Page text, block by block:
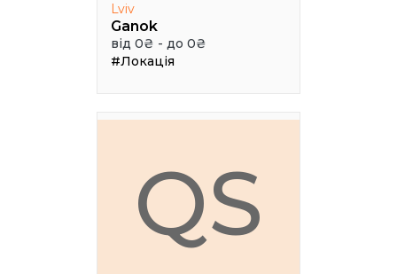
Lviv
Ganok
від 0₴ - до 0₴
#Локація
QS